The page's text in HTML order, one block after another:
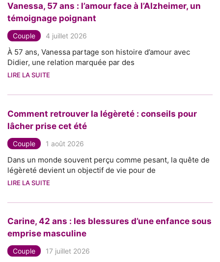
Vanessa, 57 ans : l’amour face à l’Alzheimer, un
témoignage poignant
Couple 4 juillet 2026
À 57 ans, Vanessa partage son histoire d’amour avec
Didier, une relation marquée par des
LIRE LA SUITE
Comment retrouver la légèreté : conseils pour
lâcher prise cet été
Couple 1 août 2026
Dans un monde souvent perçu comme pesant, la quête de
légèreté devient un objectif de vie pour de
LIRE LA SUITE
Carine, 42 ans : les blessures d’une enfance sous
emprise masculine
Couple 17 juillet 2026